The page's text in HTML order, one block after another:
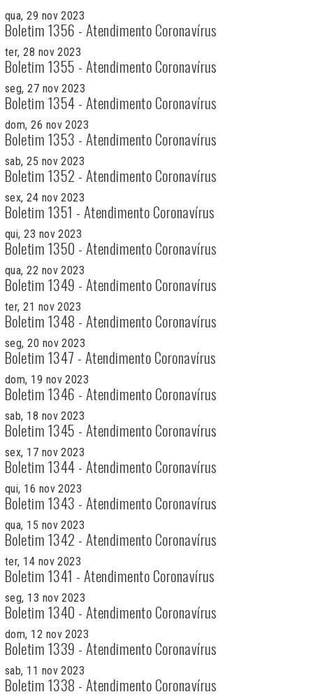
qua, 29 nov 2023
Boletim 1356 - Atendimento Coronavírus
ter, 28 nov 2023
Boletim 1355 - Atendimento Coronavírus
seg, 27 nov 2023
Boletim 1354 - Atendimento Coronavírus
dom, 26 nov 2023
Boletim 1353 - Atendimento Coronavírus
sab, 25 nov 2023
Boletim 1352 - Atendimento Coronavírus
sex, 24 nov 2023
Boletim 1351 - Atendimento Coronavírus
qui, 23 nov 2023
Boletim 1350 - Atendimento Coronavírus
qua, 22 nov 2023
Boletim 1349 - Atendimento Coronavírus
ter, 21 nov 2023
Boletim 1348 - Atendimento Coronavírus
seg, 20 nov 2023
Boletim 1347 - Atendimento Coronavírus
dom, 19 nov 2023
Boletim 1346 - Atendimento Coronavírus
sab, 18 nov 2023
Boletim 1345 - Atendimento Coronavírus
sex, 17 nov 2023
Boletim 1344 - Atendimento Coronavírus
qui, 16 nov 2023
Boletim 1343 - Atendimento Coronavírus
qua, 15 nov 2023
Boletim 1342 - Atendimento Coronavírus
ter, 14 nov 2023
Boletim 1341 - Atendimento Coronavírus
seg, 13 nov 2023
Boletim 1340 - Atendimento Coronavírus
dom, 12 nov 2023
Boletim 1339 - Atendimento Coronavírus
sab, 11 nov 2023
Boletim 1338 - Atendimento Coronavírus